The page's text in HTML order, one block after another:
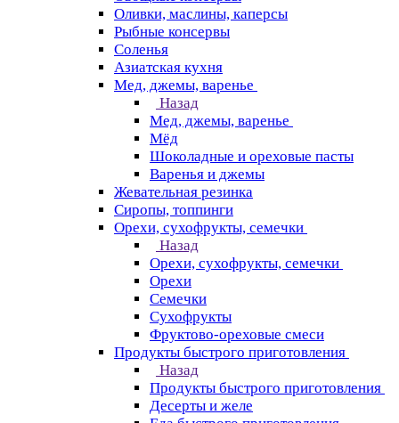
Оливки, маслины, каперсы
Рыбные консервы
Соленья
Азиатская кухня
Мед, джемы, варенье
Назад
Мед, джемы, варенье
Мёд
Шоколадные и ореховые пасты
Варенья и джемы
Жевательная резинка
Сиропы, топпинги
Орехи, сухофрукты, семечки
Назад
Орехи, сухофрукты, семечки
Орехи
Семечки
Сухофрукты
Фруктово-ореховые смеси
Продукты быстрого приготовления
Назад
Продукты быстрого приготовления
Десерты и желе